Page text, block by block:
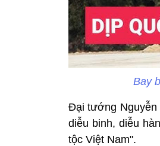
Bay
Đại tướng Nguyễn
diễu binh, diễu
tộc Việt Nam".